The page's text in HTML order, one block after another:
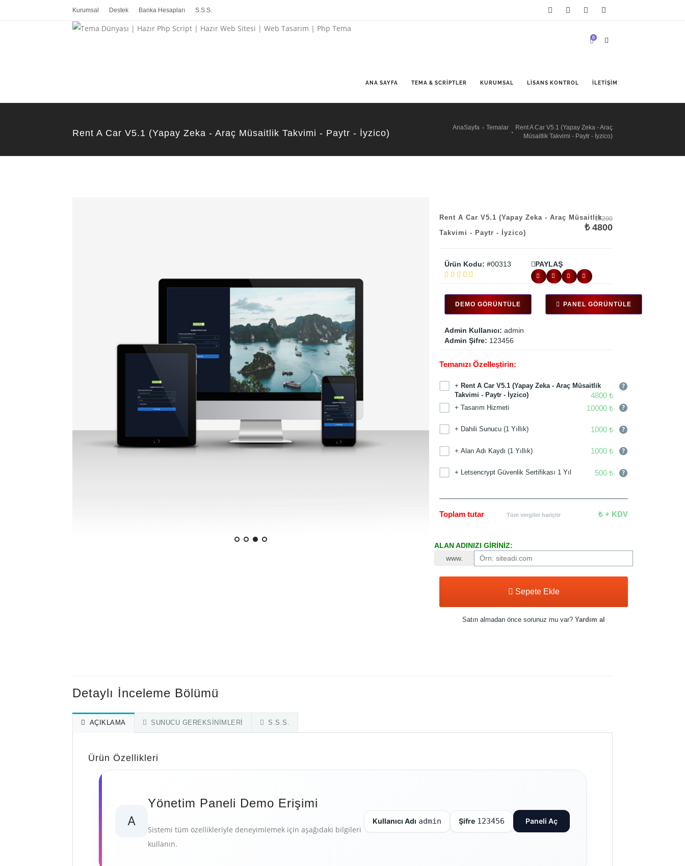
Kurumsal Destek Banka Hesapları S.S.S.
0
ANA SAYFA TEMA & SCRIPTLER KURUMSAL LISANS KONTROL İLETIŞIM
AnaSayfa Temalar
Rent A Car V5.1 (Yapay Zeka - Araç
Müsaitlik Takvimi - Paytr - İyzico)
Rent A Car V5.1 (Yapay Zeka - Araç Müsaitlik Takvimi - Paytr - İyzico)
Rent A Car V5.1 (Yapay Zeka - Araç Müsaitlik
Takvimi - Paytr - İyzico)
7200
₺ 4800
Ürün Kodu: #00313 PAYLAŞ
DEMO GÖRÜNTÜLE PANEL GÖRÜNTÜLE
Admin Kullanıcı: admin
Admin Şifre: 123456
Temanızı Özelleştirin:
+
Takvimi - Paytr - İyzico)
4800 ₺
+ Tasarım Hizmeti 10000 ₺
+ Dahili Sunucu (1 Yıllık) 1000 ₺
+ Alan Adı Kaydı (1 Yıllık) 1000 ₺
+ Letsencrypt Güvenlik Sertifikası 1 Yıl 500 ₺
Toplam tutar Tüm vergiler hariçtir ₺ + KDV
ALAN ADINIZI GİRİNİZ:
www.
Sepete Ekle
Satın almadan önce sorunuz mu var? Yardım al
Detaylı İnceleme Bölümü
AÇIKLAMA SUNUCU GEREKSINIMLERI S.S.S.
Ürün Özellikleri
A
Yönetim Paneli Demo Erişimi
Sistemi tüm özellikleriyle deneyimlemek için aşağıdaki bilgileri
kullanın.
Kullanıcı Adı admin Şifre 123456 Paneli Aç